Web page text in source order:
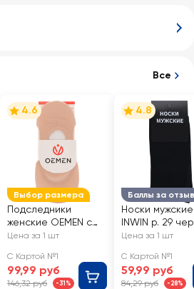
Все
Выбор размера
4.6
Подследники
женские OEMEN с
силиконовой
бежевые, Арт.
KP006
Цена за 1 шт
С Картой №1
99,99 руб
146,32 руб -31%
Баллы за отзыв
4.8
Носки мужские
INWIN р. 29
Арт. BMS02-01
Цена за 1 шт
С Картой №1
59,99 руб
84,29 руб -28%